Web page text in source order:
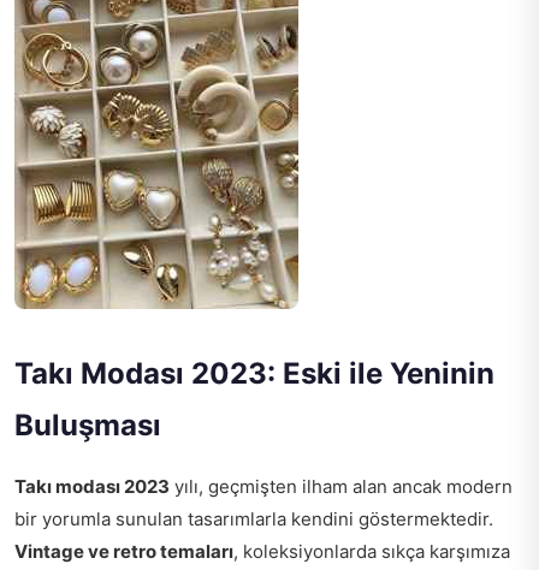
Takı Modası 2023: Eski ile Yeninin
Buluşması
Takı modası 2023 yılı, geçmişten ilham alan ancak modern
bir yorumla sunulan tasarımlarla kendini göstermektedir.
Vintage ve retro temaları, koleksiyonlarda sıkça karşımıza